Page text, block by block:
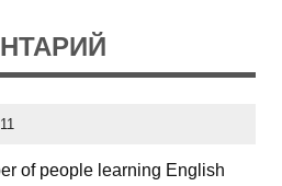
of people learning English